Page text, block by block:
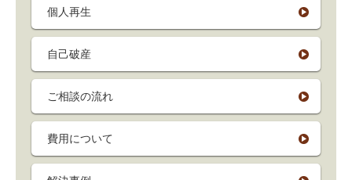
個人再生
自己破産
ご相談の流れ
費用について